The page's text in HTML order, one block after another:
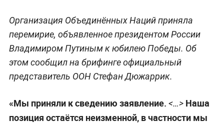
Организация Объединённых Наций приняла
перемирие, объявленное президентом России
Владимиром Путиным к юбилею Победы. Об
этом сообщил на брифинге официальный
представитель ООН Стефан Дюжаррик.
«Мы приняли к сведению заявление. <…>Наша
позиция остаётся неизменной, в частности мы